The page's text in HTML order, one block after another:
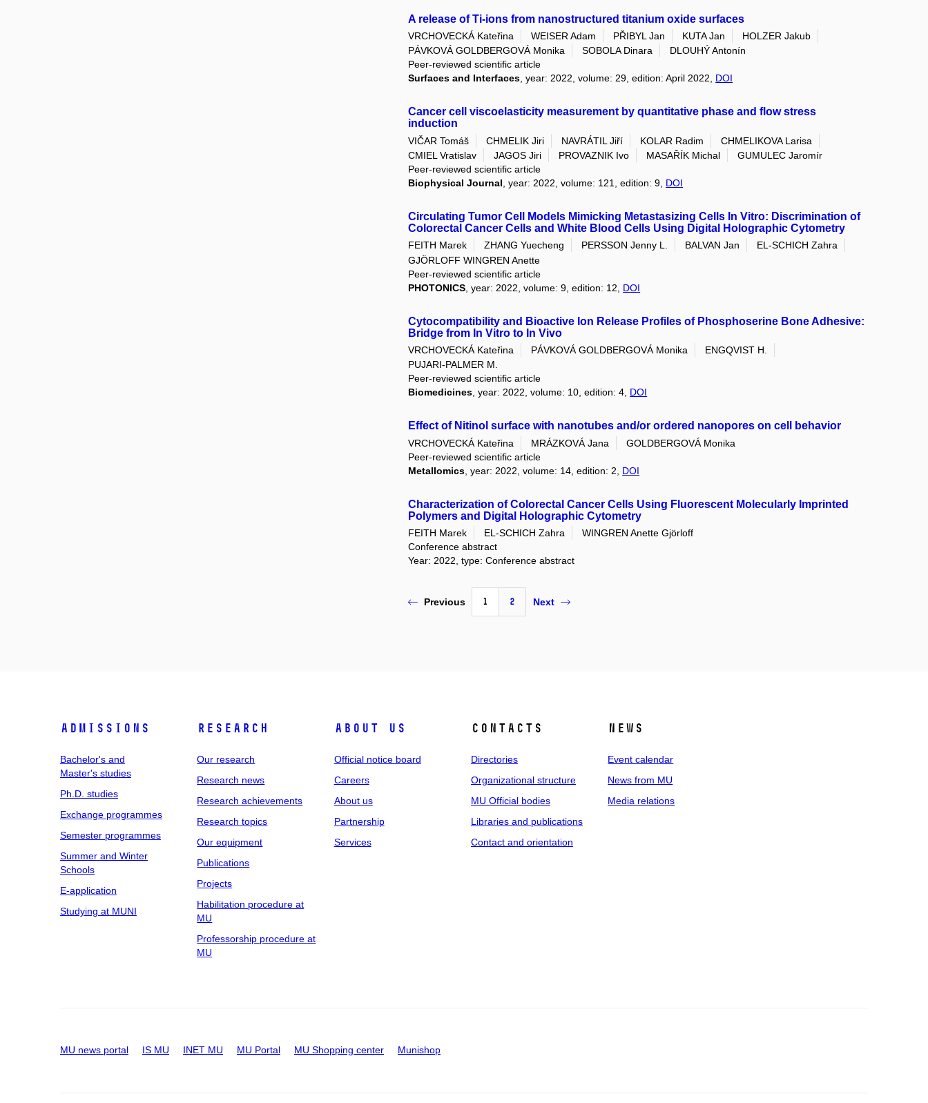
A release of Ti-ions from nanostructured titanium oxide surfaces
VRCHOVECKÁ Kateřina WEISER Adam PŘIBYL Jan KUTA Jan
HOLZER Jakub
PÁVKOVÁ GOLDBERGOVÁ Monika
SOBOLA Dinara
DLOUHÝ Antonín
Peer-reviewed scientific article
Surfaces and Interfaces, year: 2022, volume: 29, edition: April 2022, DOI
Cancer cell viscoelasticity measurement by quantitative phase and flow stress
induction
VIČAR Tomáš CHMELIK Jiri NAVRÁTIL Jiří KOLAR Radim
CHMELIKOVA Larisa
CMIEL Vratislav
JAGOS Jiri PROVAZNIK Ivo MASAŘÍK Michal
GUMULEC Jaromír
Peer-reviewed scientific article
Biophysical Journal , year: 2022, volume: 121, edition: 9, DOI
Circulating Tumor Cell Models Mimicking Metastasizing Cells In Vitro: Discrimination of
Colorectal Cancer Cells and White Blood Cells Using Digital Holographic Cytometry
FEITH Marek ZHANG Yuecheng PERSSON Jenny L. BALVAN Jan
EL-SCHICH Zahra
GJÖRLOFF WINGREN Anette
Peer-reviewed scientific article
PHOTONICS , year: 2022, volume: 9, edition: 12, DOI
Cytocompatibility and Bioactive Ion Release Profiles of Phosphoserine Bone Adhesive:
Bridge from In Vitro to In Vivo
VRCHOVECKÁ Kateřina PÁVKOVÁ GOLDBERGOVÁ Monika
ENGQVIST H.
PUJARI-PALMER M.
Peer-reviewed scientific article
Biomedicines, year: 2022, volume: 10, edition: 4, DOI
Effect of Nitinol surface with nanotubes and/or ordered nanopores on cell behavior
VRCHOVECKÁ Kateřina MRÁZKOVÁ Jana
GOLDBERGOVÁ Monika
Peer-reviewed scientific article
Metallomics , year: 2022, volume: 14, edition: 2, DOI
Characterization of Colorectal Cancer Cells Using Fluorescent Molecularly Imprinted
Polymers and Digital Holographic Cytometry
FEITH Marek EL-SCHICH Zahra
WINGREN Anette Gjörloff
Conference abstract
Year: 2022, type: Conference abstract
Previous 1 2 Next
Admissions
Bachelor's and
Master's studies
Ph.D. studies
Exchange programmes
Semester programmes
Summer and Winter
Schools
E-application
Studying at MUNI
Research
Our research
Research news
Research achievements
Research topics
Our equipment
Publications
Projects
Habilitation procedure at
MU
Professorship procedure at
MU
About us
Official notice board
Careers
About us
Partnership
Services
Contacts
Directories
Organizational structure
MU Official bodies
Libraries and publications
Contact and orientation
News
Event calendar
News from MU
Media relations
MU news portal IS MU INET MU MU Portal MU Shopping center Munishop